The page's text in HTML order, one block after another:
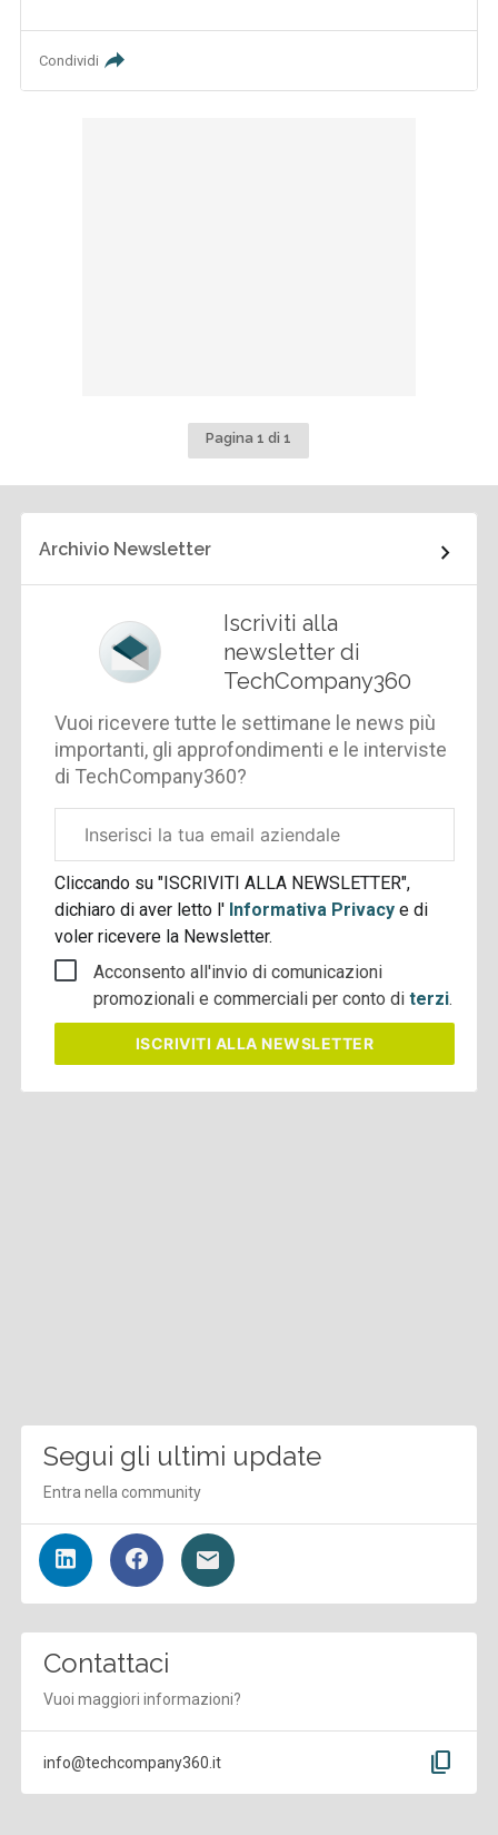
Condividi
Pagina 1 di 1
Archivio Newsletter
Iscriviti alla
newsletter di
TechCompany360
Vuoi ricevere tutte le settimane le news più
importanti, gli approfondimenti e le interviste
di TechCompany360?
aziendale
Cliccando su "ISCRIVITI ALLA NEWSLETTER",
dichiaro di aver letto l' Informativa Privacye di
voler ricevere la Newsletter.
Acconsento all'invio di comunicazioni
promozionali e commerciali per conto diterzi.
ISCRIVITI ALLA NEWSLETTER
Segui gli ultimi update
Entra nella community
Contattaci
Vuoi maggiori informazioni?
info@techcompany360.it content_copy